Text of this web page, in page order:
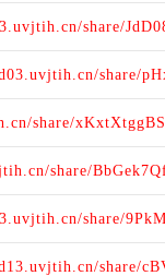
share/
share/
share/xKxtXtggBS
share/
share/
share/